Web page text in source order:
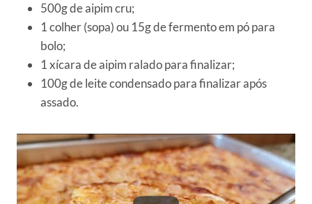
500g de aipim cru;
1 colher (sopa) ou 15g de fermento em pó para
bolo;
1 xícara de aipim ralado para finalizar;
100g de leite condensado para finalizar após
assado.